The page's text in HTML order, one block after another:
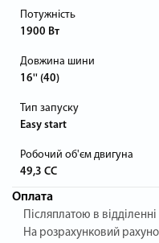
Потужність
1900 Вт
Довжина шини
16'' (40)
Тип запуску
Easy start
Робочий об'єм двигуна
49,3 СС
Оплата
Післяплатою в відділенні
На розрахунковий